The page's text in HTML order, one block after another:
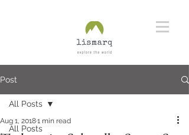
Post
All Posts
All Posts
Aug 1, 20181 min read